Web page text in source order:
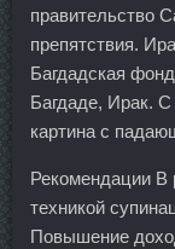
правительство
препятствия.
Багдадская
Багдаде, Ирак.
картина с
Рекомендации В
техникой
Повышение